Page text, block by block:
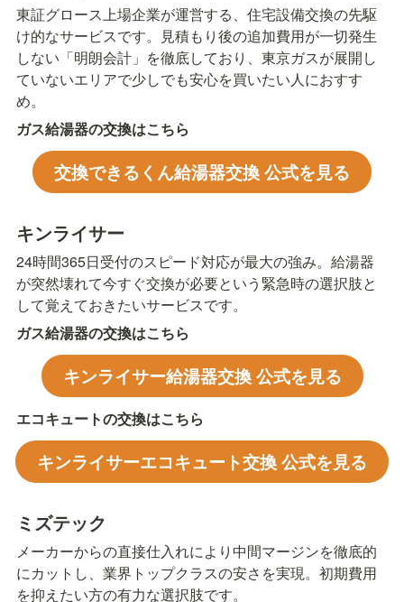
東証グロース上場企業が運営する、住宅設備交換の先駆
け的なサービスです。見積もり後の追加費用が一切発生
しない「明朗会計」を徹底しており、東京ガスが展開し
ていないエリアで少しでも安心を買いたい人におすす
め。
ガス給湯器の交換はこちら
交換できるくん給湯器交換 公式を見る
キンライサー
24時間365日受付のスピード対応が最大の強み。給湯器
が突然壊れて今すぐ交換が必要という緊急時の選択肢と
して覚えておきたいサービスです。
ガス給湯器の交換はこちら
キンライサー給湯器交換 公式を見る
エコキュートの交換はこちら
キンライサーエコキュート交換 公式を見る
ミズテック
メーカーからの直接仕入れにより中間マージンを徹底的
にカットし、業界トップクラスの安さを実現。初期費用
を抑えたい方の有力な選択肢です。